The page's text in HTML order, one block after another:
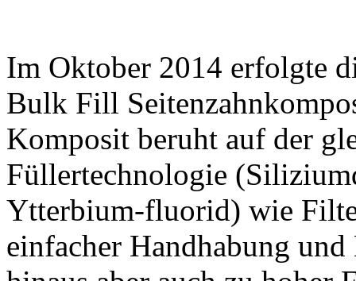
Im Oktober 2014 erfolgte
Bulk Fill
Komposit beruht auf der
Füllertechnologie
Ytterbium-fluorid) wie
einfacher Handhabung